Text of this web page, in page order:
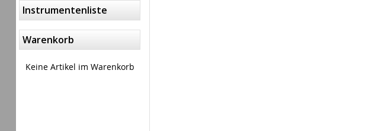
Instrumentenliste
Warenkorb
Keine Artikel im Warenkorb